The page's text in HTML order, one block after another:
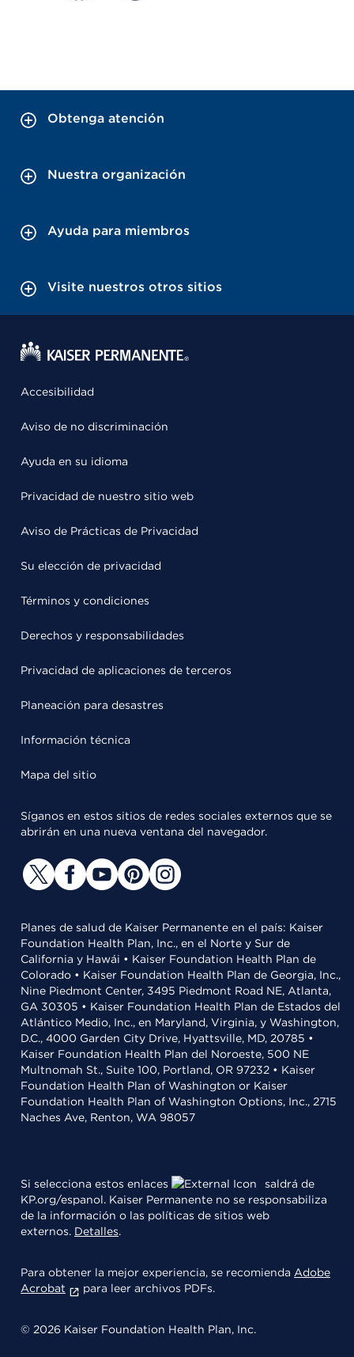
Obtenga atención
Nuestra organización
Ayuda para miembros
Visite nuestros otros sitios
Accesibilidad
Aviso de no discriminación
Ayuda en su idioma
Privacidad de nuestro sitio web
Aviso de Prácticas de Privacidad
Su elección de privacidad
Términos y condiciones
Derechos y responsabilidades
Privacidad de aplicaciones de terceros
Planeación para desastres
Información técnica
Mapa del sitio
Síganos en estos sitios de redes sociales externos que se
abrirán en una nueva ventana del navegador.
Planes de salud de Kaiser Permanente en el país: Kaiser
Foundation Health Plan, Inc., en el Norte y Sur de
California y Hawái • Kaiser Foundation Health Plan de
Colorado • Kaiser Foundation Health Plan de Georgia, Inc.,
Nine Piedmont Center, 3495 Piedmont Road NE, Atlanta,
GA 30305 • Kaiser Foundation Health Plan de Estados del
Atlántico Medio, Inc., en Maryland, Virginia, y Washington,
D.C., 4000 Garden City Drive, Hyattsville, MD, 20785 •
Kaiser Foundation Health Plan del Noroeste, 500 NE
Multnomah St., Suite 100, Portland, OR 97232 • Kaiser
Foundation Health Plan of Washington or Kaiser
Foundation Health Plan of Washington Options, Inc., 2715
Naches Ave, Renton, WA 98057
Si selecciona estos enlaces
saldrá de
KP.org/espanol. Kaiser Permanente no se responsabiliza
de la información o las políticas de sitios web
externos. Detalles.
Para obtener la mejor experiencia, se recomienda Adobe
Acrobat
para leer archivos PDFs.
© 2026 Kaiser Foundation Health Plan, Inc.